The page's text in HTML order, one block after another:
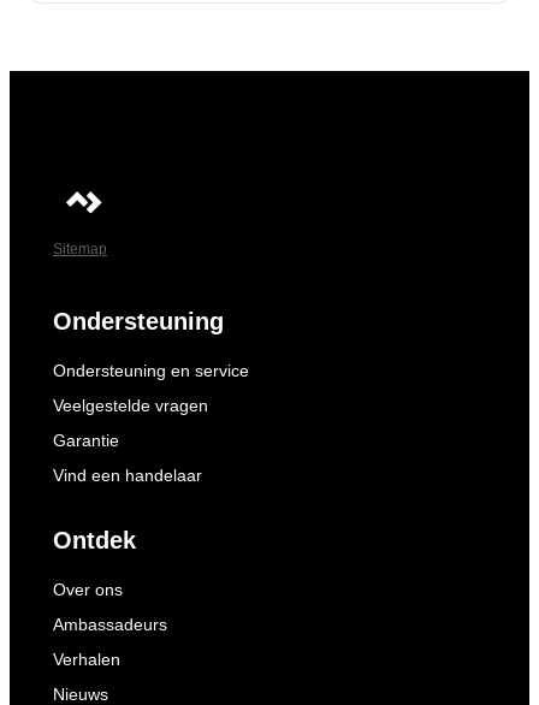
Sitemap
Ondersteuning
Ondersteuning en service
Veelgestelde vragen
Garantie
Vind een handelaar
Ontdek
Over ons
Ambassadeurs
Verhalen
Nieuws